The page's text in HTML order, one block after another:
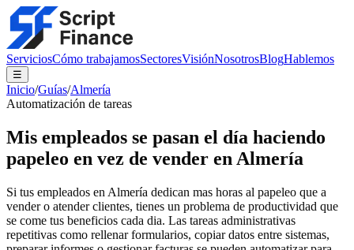
ServiciosCómo trabajamosSectoresVisiónNosotrosBlogHablemos
☰
Inicio/Guías/Almería
Automatización de tareas
Mis empleados se pasan el día haciendo
papeleo en vez de vender en Almería
Si tus empleados en Almería dedican mas horas al papeleo que a
vender o atender clientes, tienes un problema de productividad que
se come tus beneficios cada dia. Las tareas administrativas
repetitivas como rellenar formularios, copiar datos entre sistemas,